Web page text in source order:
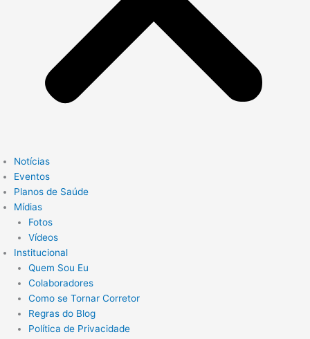
Notícias
Eventos
Planos de Saúde
Mídias
Fotos
Vídeos
Institucional
Quem Sou Eu
Colaboradores
Como se Tornar Corretor
Regras do Blog
Política de Privacidade